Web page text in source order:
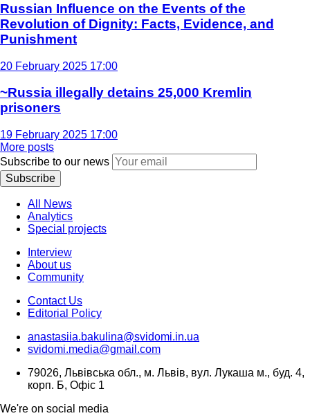
Russian Influence on the Events of the
Revolution of Dignity: Facts, Evidence, and
Punishment
20 February 2025 17:00
~Russia illegally detains 25,000 Kremlin
prisoners
19 February 2025 17:00
More posts
Subscribe to our news
Subscribe
All News
Analytics
Special projects
Interview
About us
Community
Contact Us
Editorial Policy
anastasiia.bakulina@svidomi.in.ua
svidomi.media@gmail.com
79026, Львівська обл., м. Львів, вул. Лукаша м., буд. 4,
корп. Б, Офіс 1
We're on social media